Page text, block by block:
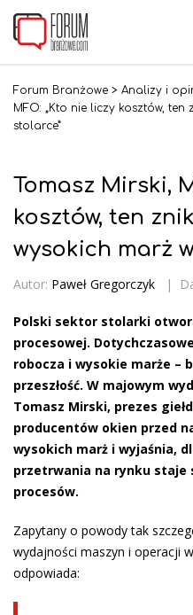
Forum Branżowe > Analizy i
MFO: „Kto nie liczy kosztów,
stolarce”
Tomasz Mirski,
kosztów, ten
wysokich marż
Autor: Paweł Gregorczyk |
Polski sektor stolarki
procesowej.
robocza i wysokie marże –
przeszłość. W majowym
Tomasz Mirski, prezes
producentów okien przed
wysokich marż i wyjaśnia,
przetrwania na rynku staje
procesów.
Zapytany o powody tak
wydajności maszyn i operacji
odpowiada: